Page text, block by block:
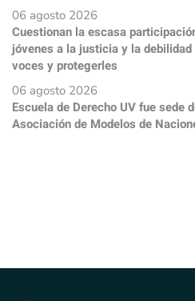
06 agosto 2026
Cuestionan la escasa
jóvenes a la justicia y la
voces y protegerles
06 agosto 2026
Escuela de Derecho UV fue sede
Asociación de Modelos de